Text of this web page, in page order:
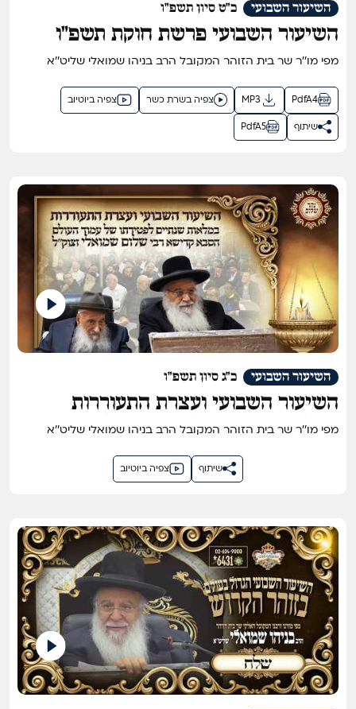
כ"ט סיון תשפ"ו השיעור השבועי
השיעור השבועי פרשת חוקת תשפ"ו
מפי מו''ר שר בית הזוהר המקובל הרב בניהו שמואלי שליט''א
צפיה ביוטיוב צפיה בשרת כשר MP3 PdfA4
PdfA5 שיתוף
כ"ג סיון תשפ"ו השיעור השבועי
השיעור השבועי ועצרת התעוררות
במלאות שנתיים לפטירתו של עמוד
מפי מו''ר שר בית הזוהר המקובל הרב בניהו שמואלי שליט''א
צפיה ביוטיוב שיתוף